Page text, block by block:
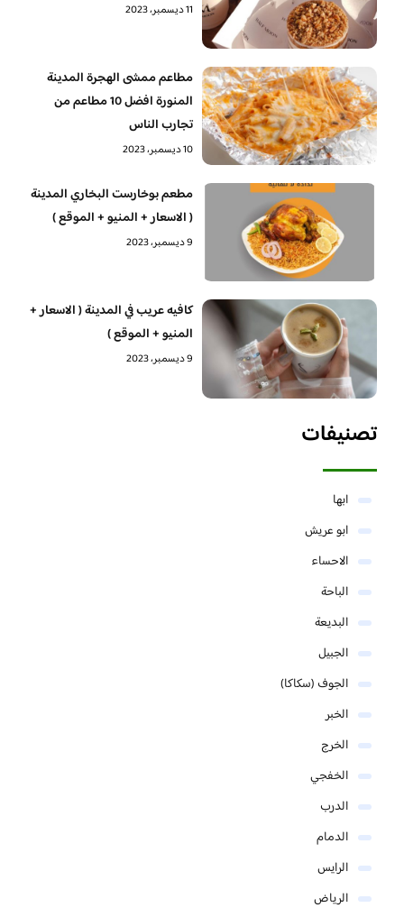
11 ديسمبر، 2023
مطاعم ممشى الهجرة المدينة
المنورة افضل 10 مطاعم من
تجارب الناس
10 ديسمبر، 2023
مطعم بوخارست البخاري المدينة
( الاسعار + المنيو + الموقع )
9 ديسمبر، 2023
كافيه عريب في المدينة ( الاسعار +
المنيو + الموقع )
9 ديسمبر، 2023
تصنيفات
ابها
ابو عريش
الاحساء
الباحة
البديعة
الجبيل
الجوف (سكاكا)
الخبر
الخرج
الخفجي
الدرب
الدمام
الرايس
الرياض